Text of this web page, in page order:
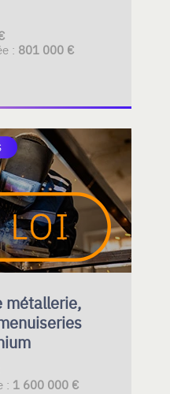
: 801 000 €
métallerie,
: 1 600 000 €